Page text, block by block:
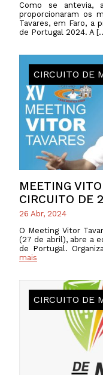
Como se antevia,
proporcionaram os
Tavares, em Faro, a
de Portugal 2024. A
MEETING
CIRCUITO DE
CIRCUITO DE
26 Abr, 2024
O Meeting Vitor
(27 de abril), abre a
de Portugal.
mais
CIRCUITO DE